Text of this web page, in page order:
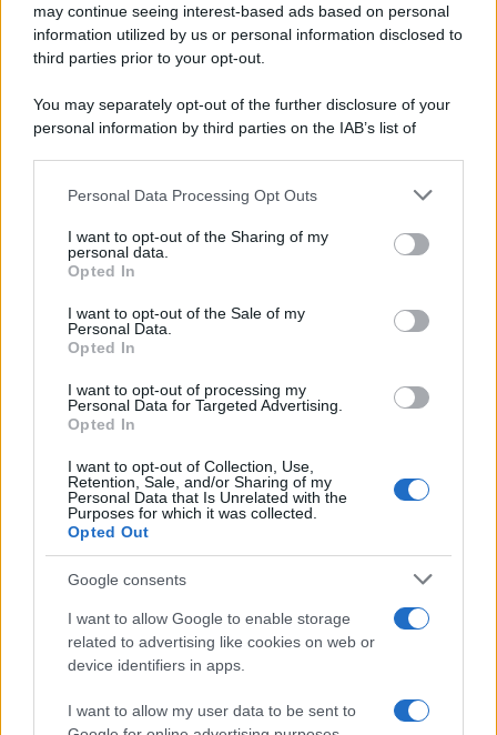
may continue seeing interest-based ads based on personal
information utilized by us or personal information disclosed to
third parties prior to your opt-out.
You may separately opt-out of the further disclosure of your
personal information by third parties on the IAB’s list of
This information may also be disclosed by us to third parties
disclose it to other third parties.
Please note that this website/app uses one or more Google
services and may gather and store information including but
not limited to your visit or usage behaviour. You may click to
grant or deny consent to Google and its third-party tags to
consent section.
Personal Data Processing Opt Outs
I want to opt-out of the Sharing of my
personal data.
Opted In
I want to opt-out of the Sale of my
Personal Data.
Opted In
I want to opt-out of processing my
Personal Data for Targeted Advertising.
Opted In
I want to opt-out of Collection, Use,
Retention, Sale, and/or Sharing of my
Personal Data that Is Unrelated with the
Purposes for which it was collected.
Opted Out
Google consents
I want to allow Google to enable storage
related to advertising like cookies on web or
device identifiers in apps.
I want to allow my user data to be sent to
Circa il 20% riguarda l'abbigliamento. Sempre più successo per i
capi di seconda mano e per l'abbigliamento sportivo. Ad attrarre i
consumatori è anche il gorpcore, la tendenza ad abbinare
Il caso /
Trump ha quasi esaurito l'arsenale Usa, ma il
tycoon smentisce
La banca /Caso Mps: i pm milanesi ora vogliono vederci
La data /L'8 agosto, quando la memoria dovrebbe insegnarci
qualcosa